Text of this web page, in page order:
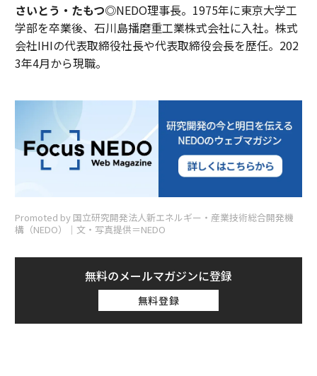
さいとう・たもつ◎NEDO理事長。1975年に東京大学工
学部を卒業後、石川島播磨重工業株式会社に入社。株式
会社IHIの代表取締役社長や代表取締役会長を歴任。202
3年4月から現職。
Promoted by 国立研究開発法人新エネルギー・産業技術総合開発機
構（NEDO）│文・写真提供＝NEDO
無料のメールマガジンに登録
無料登録